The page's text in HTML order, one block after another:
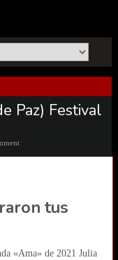
DE MÁLAGA 2026
Paz) Festival
tus
«Ama» de 2021 Julia